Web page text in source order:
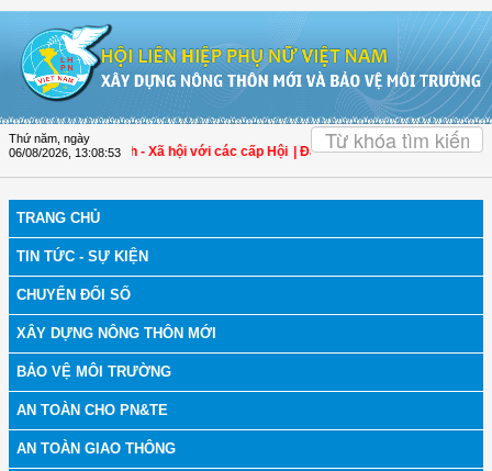
Thứ năm, ngày
06/08/2026 13:08:53
công tác Gia đình - Xã hội với các cấp Hội | Đại biểu Trần Lan Phương:
TRANG CHỦ
TIN TỨC - SỰ KIỆN
CHUYỂN ĐỔI SỐ
XÂY DỰNG NÔNG THÔN MỚI
BẢO VỆ MÔI TRƯỜNG
AN TOÀN CHO PN&TE
AN TOÀN GIAO THÔNG
OK